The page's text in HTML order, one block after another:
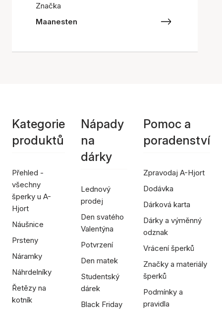
Značka
Maanesten
Kategorie
produktů
Přehled -
všechny
šperky u A-
Hjort
Náušnice
Prsteny
Náramky
Náhrdelníky
Řetězy na
kotník
Nápady
na
dárky
Lednový
prodej
Den svatého
Valentýna
Potvrzení
Den matek
Studentský
dárek
Black Friday
Pomoc a
poradenství
Zpravodaj A-Hjort
Dodávka
Dárková karta
Dárky a výměnný
odznak
Vrácení šperků
Značky a materiály
šperků
Podmínky a
pravidla